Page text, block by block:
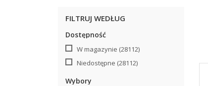
FILTRUJ WEDŁUG
Dostępność
W magazynie (28112)
Niedostępne (28112)
Wybory